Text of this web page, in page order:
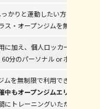
かりと運動したい方へ。
ス・オープンジムを無制限で利
に加え、個人ロッカー付き。
分のパーソナル or ボディケア
ムを無制限で利用できます。
中もオープンジムエリアを用意
にトレーニングいただけます。